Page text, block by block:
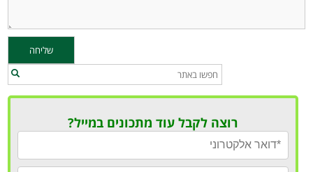
רוצה לקבל עוד מתכונים במייל?